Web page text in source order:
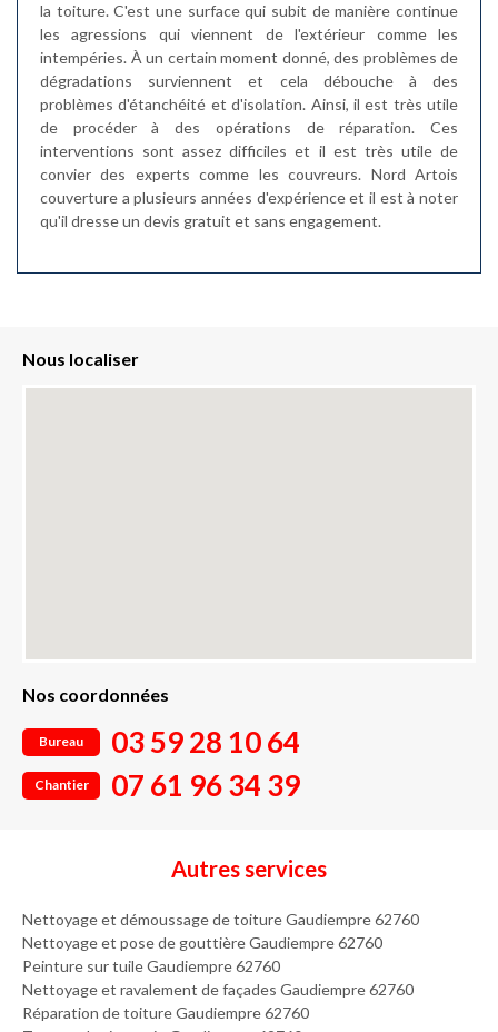
la toiture. C'est une surface qui subit de manière continue
les agressions qui viennent de l'extérieur comme les
intempéries. À un certain moment donné, des problèmes de
dégradations surviennent et cela débouche à des
problèmes d'étanchéité et d'isolation. Ainsi, il est très utile
de procéder à des opérations de réparation. Ces
interventions sont assez difficiles et il est très utile de
convier des experts comme les couvreurs. Nord Artois
couverture a plusieurs années d'expérience et il est à noter
qu'il dresse un devis gratuit et sans engagement.
Nous localiser
Nos coordonnées
Bureau 03 59 28 10 64
Chantier 07 61 96 34 39
Autres services
Nettoyage et démoussage de toiture Gaudiempre 62760
Nettoyage et pose de gouttière Gaudiempre 62760
Peinture sur tuile Gaudiempre 62760
Nettoyage et ravalement de façades Gaudiempre 62760
Réparation de toiture Gaudiempre 62760